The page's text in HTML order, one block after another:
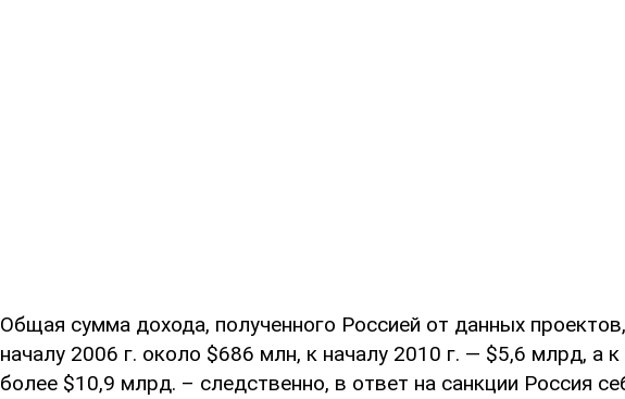
Общая сумма дохода, полученного Россией от данных
началу 2006 г. около $686 млн, к началу 2010 г. — $5,6 млрд, а
более $10,9 млрд. – следственно, в ответ на санкции Россия